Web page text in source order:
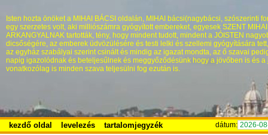
Isten hozta önöket a MIHAI BÁCSI oldalán, MIHAI bácsi(nagybácsi, szószerinti
egy szerzetes volt, aki milliószámra gyógyított embereket, egyesek SZENT
ARKANGYALNAK tartották, tény, hogy mindent tudott, mindent a JÓISTEN
dicsőségére, az emberek üdvözülésére és testi lelki és szellemi gyógyítására
az egyház szabályai szerint csinált és mindig az igazat mondta, az ő szavai
napig igazolódnak és beteljesűlnek és meggyőződésünk hogy a jövőben is és a
vonatkozólag is minden szava teljesülni fog ezután is.
kezdő oldal levelezés tartalomjegyzék dátum: 2026-